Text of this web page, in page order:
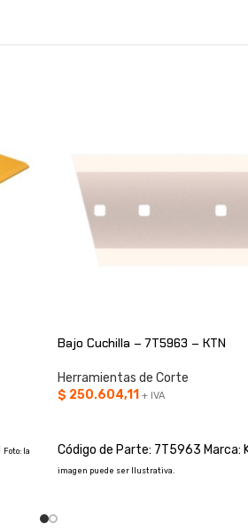
Foto: la
Bajo Cuchilla – 7T5963 – KTN
Herramientas de Corte
$ 250.604,11 + IVA
Código de Parte: 7T5963 Marca:
imagen puede ser Ilustrativa.